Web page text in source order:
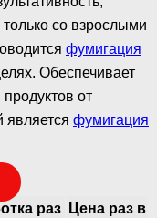
со взрослыми
фумигация
Обеспечивает
от
является фумигация
раз
Цена раз в